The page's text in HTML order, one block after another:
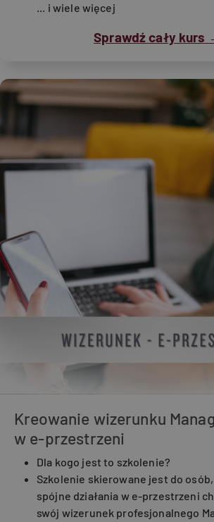
... i wiele więcej
Sprawdź cały kurs
Kreowanie wizerunku
w e-przestrzeni
Dla kogo jest to szkolenie?
Szkolenie skierowane jest do
spójne działania w e-przestrzeni
swój wizerunek profesjonalnego